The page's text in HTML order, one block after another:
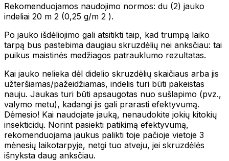
Rekomenduojamos naudojimo normos: du (2) jauko
indeliai 20 m 2 (0,25 g/m 2 ).
Po jauko išdėliojimo gali atsitikti taip, kad trumpą laiko
tarpą bus pastebima daugiau skruzdėlių nei anksčiau: tai
puikus maistinės medžiagos patrauklumo rezultatas.
Kai jauko nelieka dėl didelio skruzdėlių skaičiaus arba jis
užteršiamas/pažeidžiamas, indelis turi būti pakeistas
nauju. Jaukas turi būti apsaugotas nuo sušlapimo (pvz.,
valymo metu), kadangi jis gali prarasti efektyvumą.
Dėmesio! Kai naudojate jauką, nenaudokite jokių kitokių
insekticidų. Norint pasiekti patikimą efektyvumą,
rekomenduojama jaukus palikti toje pačioje vietoje 3
mėnesių laikotarpyje, netgi tuo atveju, jei skruzdėlės
išnyksta daug anksčiau.